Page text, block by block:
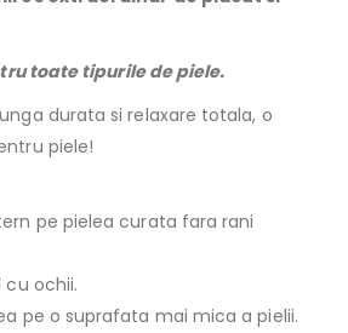
toate tipurile de piele.
durata si relaxare totala, o
piele!
pe pielea curata fara rani
ochii.
pe o suprafata mai mica a pielii.